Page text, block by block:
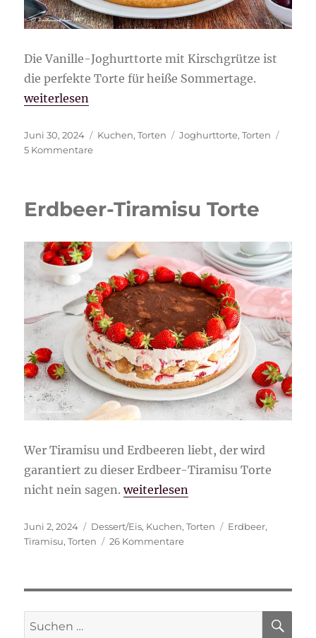
Die Vanille-Joghurttorte mit Kirschgrütze ist
die perfekte Torte für heiße Sommertage.
„Vanille-Joghurttorte mit Kirschgrütze“
weiterlesen
Veröffentlicht
am
Juni 30, 2024 Kategorien
Kuchen,Torten Schlagwörter
Joghurttorte,Torten
5 Kommentarezu
Kirschgrütze
Erdbeer-Tiramisu Torte
Wer Tiramisu und Erdbeeren liebt, der wird
garantiert zu dieser Erdbeer-Tiramisu Torte
nicht nein sagen.„Erdbeer-Tiramisu Torte“
weiterlesen
Veröffentlicht
am
Juni 2, 2024 Kategorien
Dessert/Eis, Kuchen,Torten Schlagwörter
Erdbeer,
Tiramisu,Torten 26 Kommentarezu
Suche